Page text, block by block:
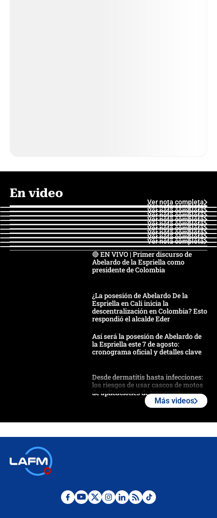
En video
Ver nota completa
Ver nota completa
Ver nota completa
Ver nota completa
Ver nota completa
Ver nota completa
Ver nota completa
Ver nota completa
Ver nota completa
Ver nota completa
🔴 EN VIVO | Primer discurso de
Abelardo de la Espriella como
presidente de Colombia
¿La posesión de Abelardo De la
Espriella en Cali inicia la
descentralización en Colombia? Esto
respondió el alcalde Eder
Así será la posesión de Abelardo de
la Espriella este 7 de agosto:
cronograma oficial y detalles clave
Desde dermatitis hasta infecciones:
los riesgos de usar cascos de motos
de aplicaciones de transporte
Posesión de Abelardo De La Espriella
Más videos